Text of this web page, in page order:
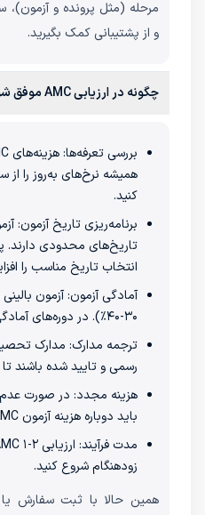
مرحله (مثل پرونده و
و از پشتیبانی کمک بگیرید.
چگونه در ارزیابی AMC موفق شویم؟
کنید.
تاریخ‌های محدودی
انتخاب تاریخ مناسب را
آمادگی آزمون: آزمون
۳۰-۴۰٪). در دوره‌های آمادگی تخصصی شرکت کنید.
ترجمه مدارک: مدارک
رسمی و تایید شده باشند
باید دوباره هزینه آزمون AMC پرداخت کنید.
زودهنگام شروع کنید.
همین حالا با ثبت سفارش یا